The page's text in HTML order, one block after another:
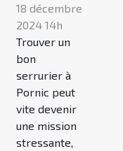
18 décembre
2024 14h
Trouver un
bon
serrurier à
Pornic peut
vite devenir
une mission
stressante,